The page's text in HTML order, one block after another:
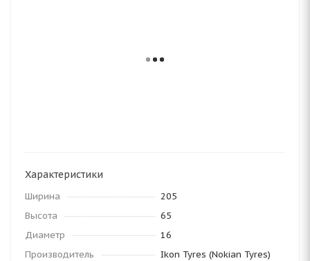
Характеристики
Ширина
205
Высота
65
Диаметр
16
Производитель
Ikon Tyres (Nokian Tyres)